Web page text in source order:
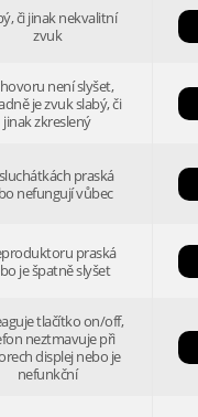
či jinak nekvalitní
zvuk
není slyšet,
je zvuk slabý, či
jinak zkreslený
praská
nefungují vůbec
praská
je špatně slyšet
tlačítko on/off,
neztmavuje při
displej nebo je
nefunkční